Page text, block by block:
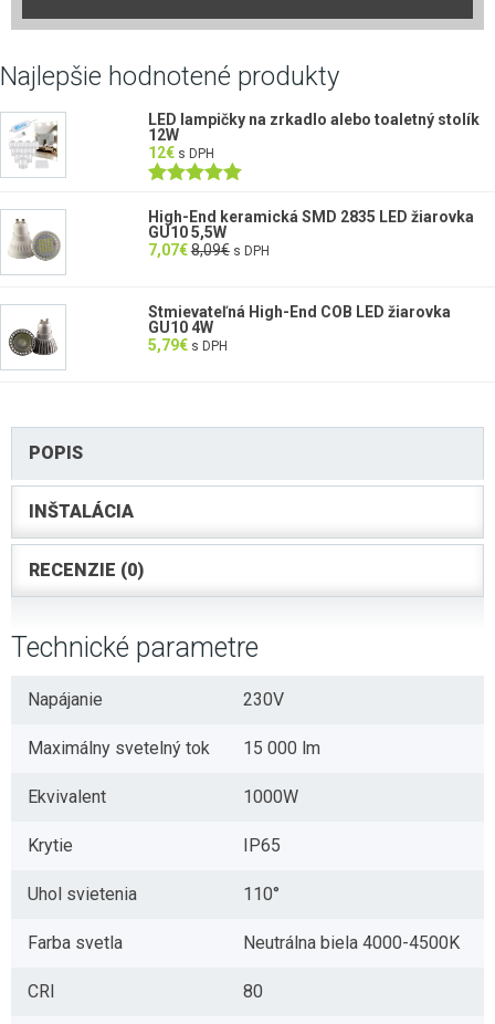
Najlepšie hodnotené produkty
LED lampičky na zrkadlo alebo toaletný stolík
12W
12€ s DPH
5.00z 5
High-End keramická SMD 2835 LED žiarovka
GU10 5,5W
7,07€8,09€ s DPH
Stmievateľná High-End COB LED žiarovka
GU10 4W
5,79€ s DPH
POPIS
INŠTALÁCIA
RECENZIE (0)
Technické parametre
Napájanie 230V
Maximálny svetelný tok 15 000 lm
Ekvivalent 1000W
Krytie IP65
Uhol svietenia 110°
Farba svetla Neutrálna biela 4000-4500K
CRI 80